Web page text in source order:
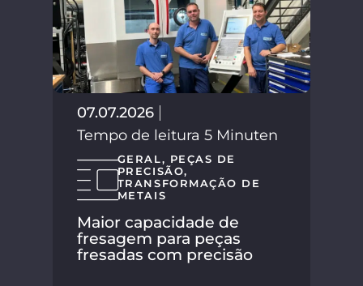
07.07.2026
Tempo de leitura 5 Minuten
GERAL, PEÇAS DE
PRECISÃO,
TRANSFORMAÇÃO DE
METAIS
Maior capacidade de
fresagem para peças
fresadas com precisão